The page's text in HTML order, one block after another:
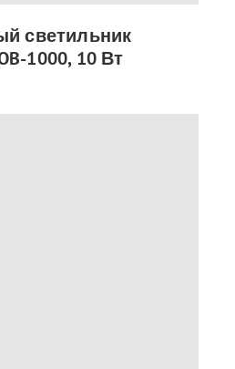
светильник
1000, 10 Вт